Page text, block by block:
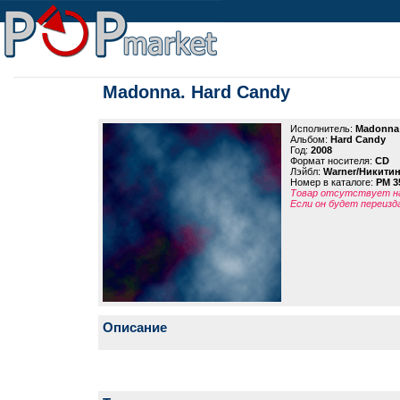
Madonna. Hard Candy
Исполнитель: Madonna
Альбом: Hard Candy
Год: 2008
Формат носителя: CD
Лэйбл: Warner/Никитин
Номер в каталоге: PM
Товар отсутствует
Если он будет
Описание